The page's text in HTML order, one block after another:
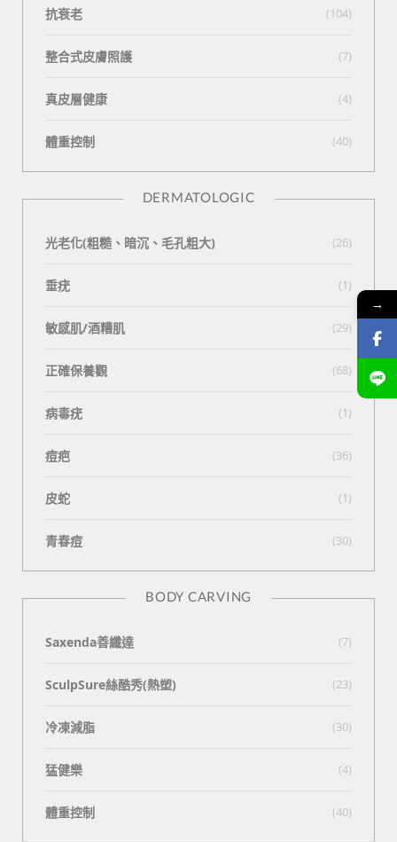
抗衰老 (104)
整合式皮膚照護 (7)
真皮層健康 (4)
體重控制 (40)
DERMATOLOGIC
光老化(粗糙、暗沉、毛孔粗大) (26)
垂疣 (1)
敏感肌/酒糟肌 (29)
正確保養觀 (68)
病毒疣 (1)
痘疤 (36)
皮蛇 (1)
青春痘 (30)
BODY CARVING
Saxenda善纖達 (7)
SculpSure絲酷秀(熱塑) (23)
冷凍減脂 (30)
猛健樂 (4)
體重控制 (40)
→